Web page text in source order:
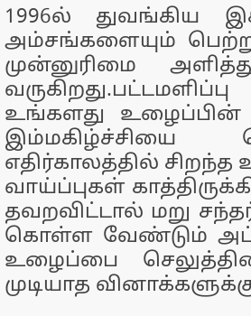
1996ல் துவங்கிய
அம்சங்களையும்
முன்னுரிமை
உங்களது உழைப்பின்
இம்மகிழ்ச்சியை
எதிர்காலத்தில்
வாய்ப்புகள்
தவறவிட்டால் மறு
கொள்ள வேண்டும்
உழைப்பை
முடியாத